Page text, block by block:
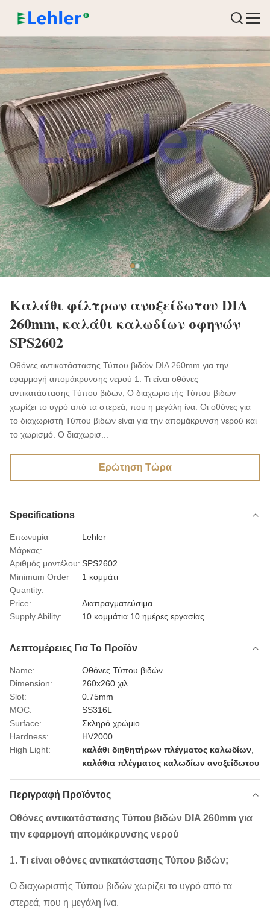
Καλάθι φίλτρων ανοξείδωτου DIA
260mm, καλάθι καλωδίων σφηνών
SPS2602
Οθόνες αντικατάστασης Τύπου βιδών DIA 260mm για την
εφαρμογή απομάκρυνσης νερού 1. Τι είναι οθόνες
αντικατάστασης Τύπου βιδών; Ο διαχωριστής Τύπου βιδών
χωρίζει το υγρό από τα στερεά, που η μεγάλη ίνα. Οι οθόνες για
το διαχωριστή Τύπου βιδών είναι για την απομάκρυνση νερού και
το χωρισμό. Ο διαχωρισ...
Ερώτηση Τώρα
Specifications
Επωνυμία
Μάρκας:
Lehler
Αριθμός μοντέλου: SPS2602
Minimum Order
Quantity:
1 κομμάτι
Price:
Διαπραγματεύσιμα
Supply Ability:
10 κομμάτια 10 ημέρες εργασίας
Λεπτομέρειες Για Το Προϊόν
Name:
Οθόνες Τύπου βιδών
Dimension:
260x260 χιλ.
Slot:
0.75mm
MOC:
SS316L
Surface:
Σκληρό χρώμιο
Hardness:
HV2000
High Light:
καλάθι διηθητήρων πλέγματος καλωδίων
καλάθια πλέγματος καλωδίων ανοξείδωτου
Περιγραφή Προϊόντος
Οθόνες αντικατάστασης Τύπου βιδών DIA 260mm για
την εφαρμογή απομάκρυνσης νερού
1. Τι είναι οθόνες αντικατάστασης Τύπου βιδών;
Ο διαχωριστής Τύπου βιδών χωρίζει το υγρό από τα
στερεά, που η μεγάλη ίνα.